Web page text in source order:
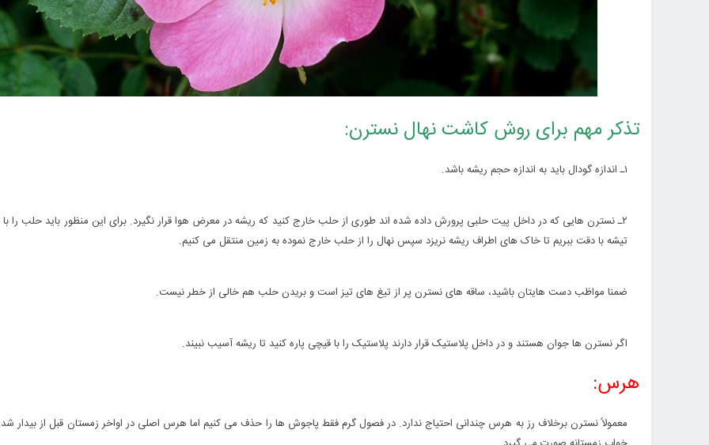
تذکر مهم برای روش کاشت نهال نسترن:
۱ـ اندازه گودال باید به اندازه حجم ریشه باشد.
۲ـ نسترن هایى که در داخل پیت حلبى پرورش داده شده اند طورى از حلب خارج کنید که ریشه در معرض هوا قرار نگیرد. براى این منظور باید حلب را
تیشه با دقت ببریم تا خاک هاى اطراف ریشه نریزد سپس نهال را از حلب خارج نموده به زمین منتقل مى کنیم.
ضمنا مواظب دست هایتان باشید، ساقه هاى نسترن پر از تیغ هاى تیز است و بریدن حلب هم خالى از خطر نیست.
اگر نسترن ها جوان هستند و در داخل پلاستیک قرار دارند پلاستیک را با قیچى پاره کنید تا ریشه آسیب نبیند.
هرس:
معمولاً نسترن برخلاف رز به هرس چندانى احتیاج ندارد. در فصول گرم فقط پاجوش ها را حذف مى کنیم اما هرس اصلى در اواخر زمستان قبل از بیدار